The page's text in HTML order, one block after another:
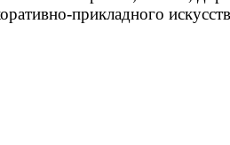
прикладного